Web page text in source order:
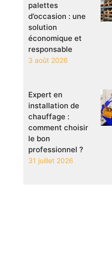
palettes
d’occasion : une
solution
économique et
responsable
3 août 2026
Expert en
installation de
chauffage :
comment choisir
le bon
professionnel ?
31 juillet 2026